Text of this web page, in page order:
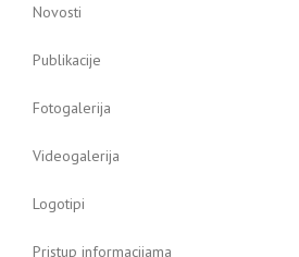
Novosti
Publikacije
Fotogalerija
Videogalerija
Logotipi
Pristup informacijama